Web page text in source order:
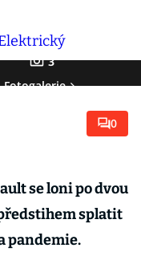
3
Fotogalerie
0
se loni po dvou
splatit
pandemie.